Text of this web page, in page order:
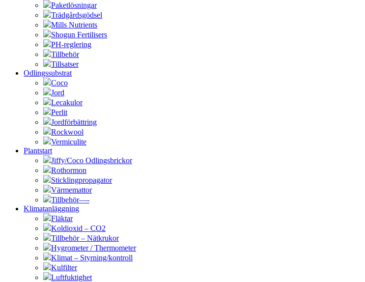
Paketlösningar
Trädgårdsgödsel
Mills Nutrients
Shogun Fertilisers
PH-reglering
Tillbehör
Tillsatser
Odlingssubstrat
Coco
Jord
Lecakulor
Perlit
Jordförbättring
Rockwool
Vermiculite
Plantstart
Jiffy/Coco Odlingsbrickor
Rothormon
Sticklingpropagator
Värmemattor
Tillbehör—-
Klimatanläggning
Fläktar
Koldioxid – CO2
Tillbehör – Nätkrukor
Hygrometer / Thermometer
Klimat – Styrning/kontroll
Kulfilter
Luftfuktighet